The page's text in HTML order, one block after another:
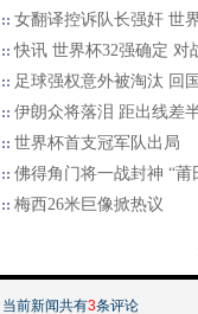
女翻译控诉队长强奸 世
快讯 世界杯32强确定 对
足球强权意外被淘汰 回
伊朗众将落泪 距出线差
世界杯首支冠军队出局
佛得角门将一战封神 “莆
梅西26米巨像掀热议
当前新闻共有3条评论